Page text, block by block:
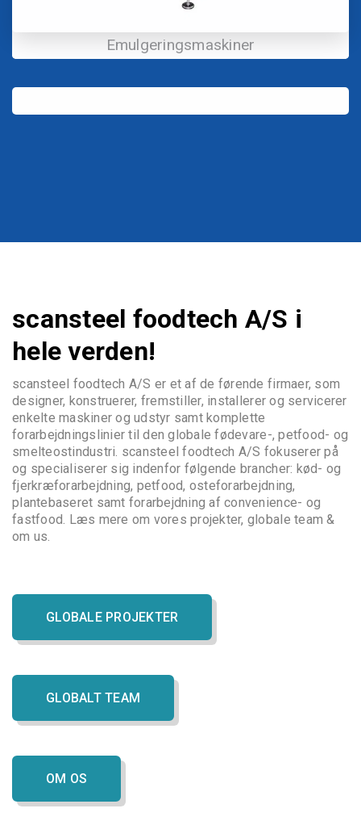
Emulgeringsmaskiner
scansteel foodtech A/S i
hele verden!
scansteel foodtech A/S er et af de førende firmaer, som
designer, konstruerer, fremstiller, installerer og servicerer
enkelte maskiner og udstyr samt komplette
forarbejdningslinier til den globale fødevare-, petfood- og
smelteostindustri. scansteel foodtech A/S fokuserer på
og specialiserer sig indenfor følgende brancher: kød- og
fjerkræforarbejdning, petfood, osteforarbejdning,
plantebaseret samt forarbejdning af convenience- og
fastfood. Læs mere om vores projekter, globale team &
om us.
GLOBALE PROJEKTER
GLOBALT TEAM
OM OS